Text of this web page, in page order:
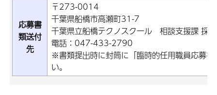
応募書
類送付
先
〒273-0014
千葉県船橋市高瀬町31-7
千葉県立船橋テクノスクール 相談支援課 採
電話：047-433-2790
※書類提出時に封筒に「臨時的任用職員応募
い。